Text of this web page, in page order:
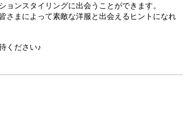
ョンスタイリングに出会うことができます。
さまによって素敵な洋服と出会えるヒントになれ
ください♪